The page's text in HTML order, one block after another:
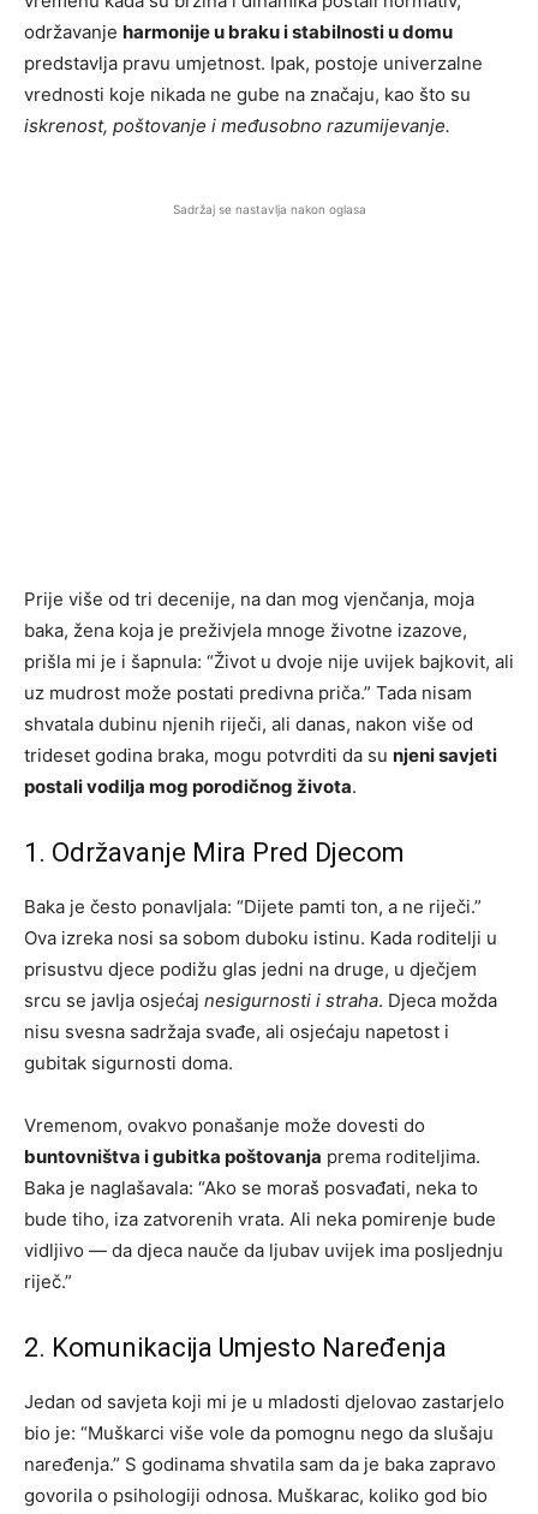
održavanje harmonije u braku i stabilnosti u domu
predstavlja pravu umjetnost. Ipak, postoje univerzalne
vrednosti koje nikada ne gube na značaju, kao što su
iskrenost, poštovanje i međusobno razumijevanje.
Sadržaj se nastavlja nakon oglasa
Prije više od tri decenije, na dan mog vjenčanja, moja
baka, žena koja je preživjela mnoge životne izazove,
prišla mi je i šapnula: “Život u dvoje nije uvijek bajkovit, ali
uz mudrost može postati predivna priča.” Tada nisam
shvatala dubinu njenih riječi, ali danas, nakon više od
trideset godina braka, mogu potvrditi da su njeni savjeti
postali vodilja mog porodičnog života.
1. Održavanje Mira Pred Djecom
Baka je često ponavljala: “Dijete pamti ton, a ne riječi.”
Ova izreka nosi sa sobom duboku istinu. Kada roditelji u
prisustvu djece podižu glas jedni na druge, u dječjem
srcu se javlja osjećaj nesigurnosti i straha. Djeca možda
nisu svesna sadržaja svađe, ali osjećaju napetost i
gubitak sigurnosti doma.
Vremenom, ovakvo ponašanje može dovesti do
buntovništva i gubitka poštovanja prema roditeljima.
Baka je naglašavala: “Ako se moraš posvađati, neka to
bude tiho, iza zatvorenih vrata. Ali neka pomirenje bude
vidljivo — da djeca nauče da ljubav uvijek ima posljednju
riječ.”
2. Komunikacija Umjesto Naređenja
Jedan od savjeta koji mi je u mladosti djelovao zastarjelo
bio je: “Muškarci više vole da pomognu nego da slušaju
naređenja.” S godinama shvatila sam da je baka zapravo
govorila o psihologiji odnosa. Muškarac, koliko god bio